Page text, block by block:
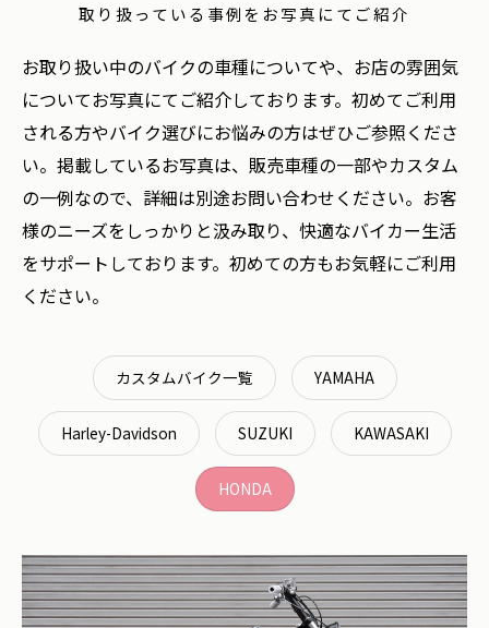
取り扱っている事例をお写真にてご紹介
お取り扱い中のバイクの車種についてや、お店の雰囲気
についてお写真にてご紹介しております。初めてご利用
される方やバイク選びにお悩みの方はぜひご参照くださ
い。掲載しているお写真は、販売車種の一部やカスタム
の一例なので、詳細は別途お問い合わせください。お客
様のニーズをしっかりと汲み取り、快適なバイカー生活
をサポートしております。初めての方もお気軽にご利用
ください。
カスタムバイク一覧 YAMAHA
Harley-Davidson SUZUKI KAWASAKI
HONDA